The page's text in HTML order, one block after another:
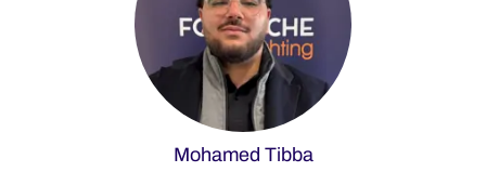
Mohamed Tibba